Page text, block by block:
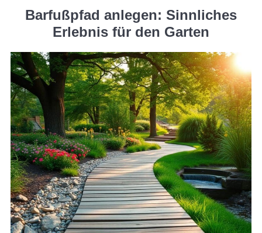
Barfußpfad anlegen: Sinnliches
Erlebnis für den Garten